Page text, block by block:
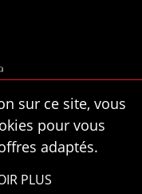
sur ce site, vous
pour vous
adaptés.
PLUS